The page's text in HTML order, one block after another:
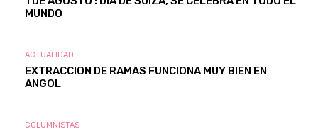
MUNDO
ACTUALIDAD
EXTRACCION DE RAMAS FUNCIONA MUY BIEN EN
ANGOL
COLUMNISTAS